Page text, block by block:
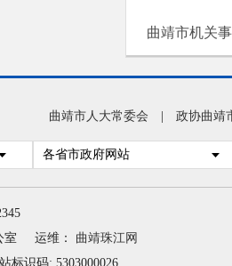
曲靖市机关
曲靖市人大常委会 政协曲靖
各省市政府网站
室
运维： 曲靖珠江网
标识码: 5303000026